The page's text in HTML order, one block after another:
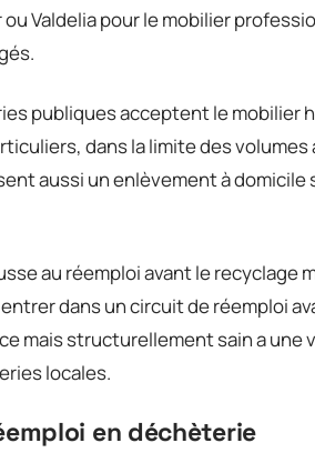
Valdelia pour le mobilier
publiques acceptent le mobilier
dans la limite des
aussi un enlèvement à
au réemploi avant le recyclage
dans un circuit de réemploi
mais structurellement sain a une
locales.
en déchèterie